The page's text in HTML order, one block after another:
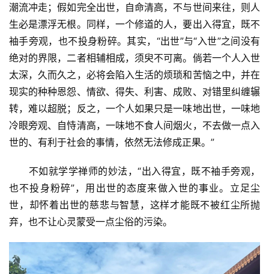
潮流冲走；假如完全出世，自命清高，不与世间来往，则人
生必是漂浮无根。同样，一个修道的人，要出入得宜，既不
袖手旁观，也不投身粉碎。其实，“出世”与“入世”之间没有
绝对的界限，二者相辅相成，须臾不可离。倘若一个人入世
太深，久而久之，必将会陷入生活的烦琐和苦恼之中，并在
现实的种种恩怨、情欲、得失、利害、成败、对错里纠缠辗
转，难以超脱；反之，一个人如果只是一味地出世，一味地
冷眼旁观、自恃清高，一味地不食人间烟火，不去做一点入
世的、有利于社会的事情，依然无法修成正果。”
不如就学学禅师的妙法，“出入得宜，既不袖手旁观，
也不投身粉碎”，用出世的态度来做入世的事业。立足尘
世，却怀着出世的慈悲与智慧，这样才能既不被红尘所抛
弃，也不让心灵蒙受一点尘俗的污染。